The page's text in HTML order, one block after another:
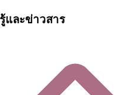
และข่าวสาร